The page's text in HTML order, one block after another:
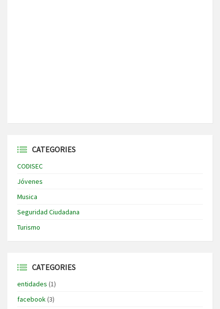
CATEGORIES
CODISEC
Jóvenes
Musica
Seguridad Ciudadana
Turismo
CATEGORIES
entidades (1)
facebook(3)